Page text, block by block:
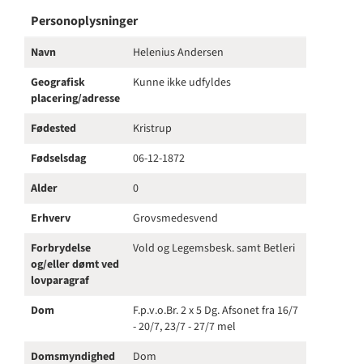
Personoplysninger
Navn
Helenius Andersen
Geografisk
placering/adresse
Kunne ikke udfyldes
Fødested
Kristrup
Fødselsdag
06-12-1872
Alder
0
Erhverv
Grovsmedesvend
Forbrydelse
og/eller dømt ved
lovparagraf
Vold og Legemsbesk. samt Betleri
Dom
F.p.v.o.Br. 2 x 5 Dg. Afsonet fra 16/7
- 20/7, 23/7 - 27/7 mel
Domsmyndighed
Dom